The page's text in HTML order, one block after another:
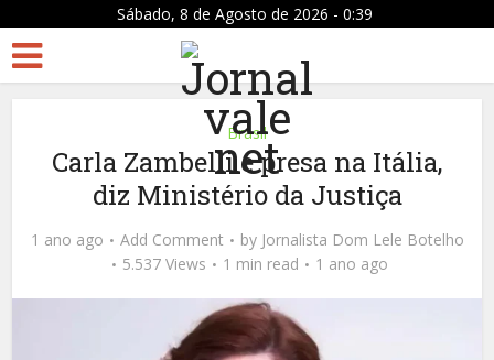
Sábado, 8 de Agosto de 2026 - 0:39
Brasil
Carla Zambelli é presa na Itália,
diz Ministério da Justiça
1 ano ago Add Comment by Jornalista Dom Lele Botelho
5.537 Views
1 min read 1 ano ago